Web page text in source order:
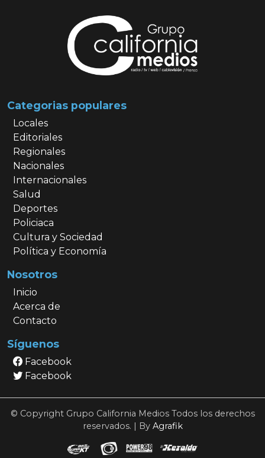
Categorias populares
Locales
Editoriales
Regionales
Nacionales
Internacionales
Salud
Deportes
Policiaca
Cultura y Sociedad
Política y Economía
Nosotros
Inicio
Acerca de
Contacto
Síguenos
Facebook
Facebook
© Copyright Grupo California Medios Todos los derechos
reservados. | By Agrafik